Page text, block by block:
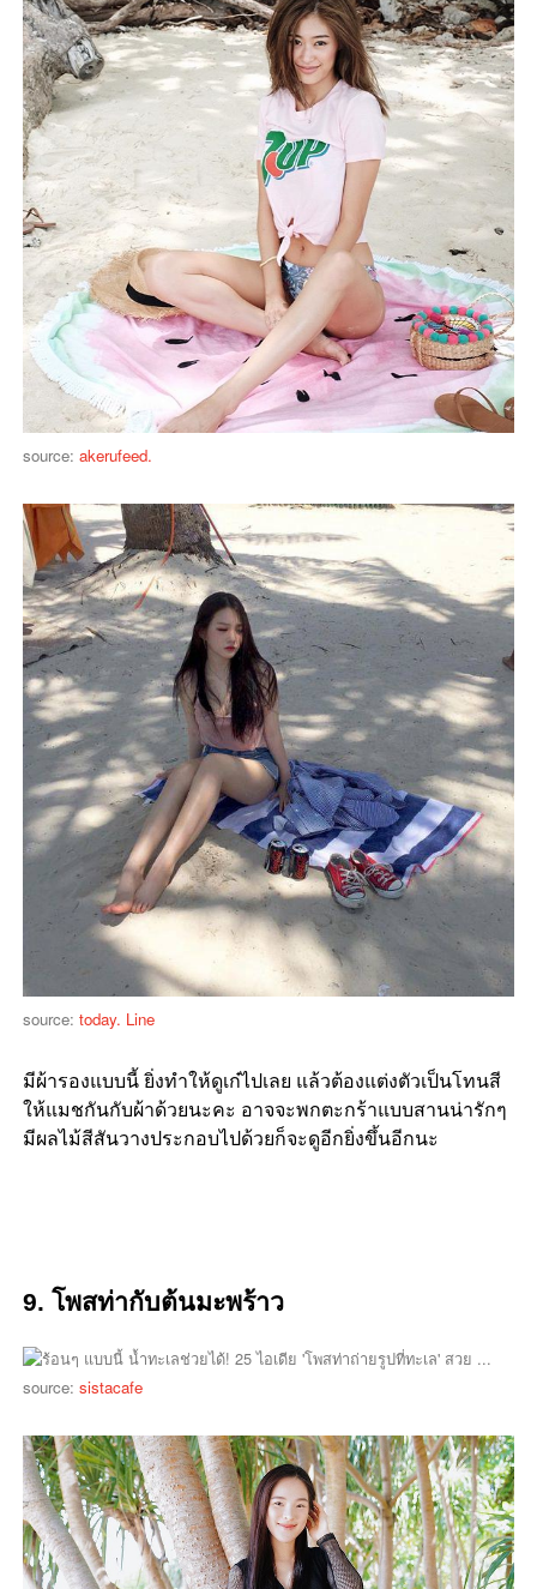
source: akerufeed.
source: today. Line
มีผ้ารองแบบนี้ ยิ่งทำให้ดูเก๋ไปเลย แล้วต้องแต่งตัวเป็นโทนสี
ให้แมชกันกับผ้าด้วยนะคะ อาจจะพกตะกร้าแบบสานน่ารักๆ
มีผลไม้สีสันวางประกอบไปด้วยก็จะดูอีกยิ่งขึ้นอีกนะ
9. โพสท่ากับต้นมะพร้าว
source: sistacafe